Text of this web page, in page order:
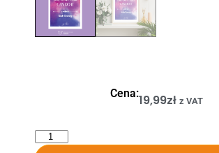
Cena:19,99zł z VAT